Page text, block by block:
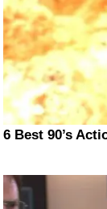
6 Best 90’s